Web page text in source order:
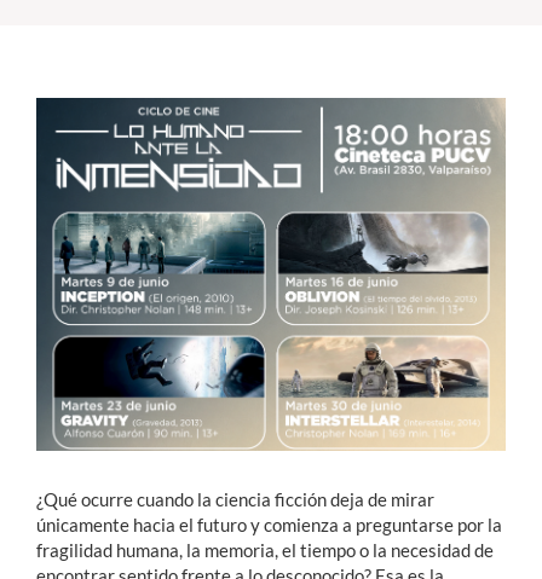
Formación Continua
Estudiantes
Académicos
Funcionarios
¿Qué ocurre cuando la ciencia ficción deja de mirar
únicamente hacia el futuro y comienza a preguntarse por la
fragilidad humana, la memoria, el tiempo o la necesidad de